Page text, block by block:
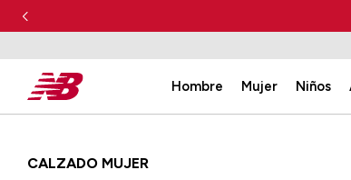
Hombre Mujer Niños
CALZADO MUJER